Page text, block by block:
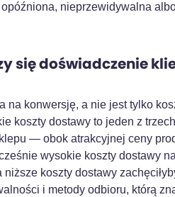
nieprzewidywalna
się doświadczenie
na konwersję, a nie jest tylko
koszty dostawy to jeden z
— obok atrakcyjnej ceny
wysokie koszty dostawy
koszty dostawy
i metody odbioru, którą